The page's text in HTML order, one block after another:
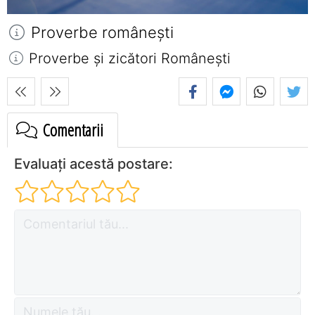
Proverbe româneşti
Proverbe și zicători Româneşti
Comentarii
Evaluați acestă postare: